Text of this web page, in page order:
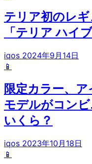
テリア初のレ
「テリア ハイ
iqos 2024年9月14日
📱
限定カラー、
モデルがコン
いくら？
iqos 2023年10月18日
📱